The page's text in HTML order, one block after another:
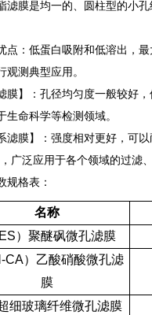
滤膜是均一的、圆柱型的小
点：低蛋白吸附和低溶出，
观测典型应用。
膜】：孔径均匀度一般较好
生命科学等检测领域。
滤膜】：强度相对更好，可
广泛应用于各个领域的过滤
规格表：
名称
）聚醚砜微孔滤膜
CA）乙酸硝酸微孔滤
膜
细玻璃纤维微孔滤膜